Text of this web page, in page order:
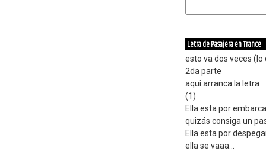
Letra de Pasajera en Trance
esto va dos veces
2da parte
aqui arranca la letra
(1)
Ella esta por
quizás consiga un
Ella esta por
ella se vaaa...